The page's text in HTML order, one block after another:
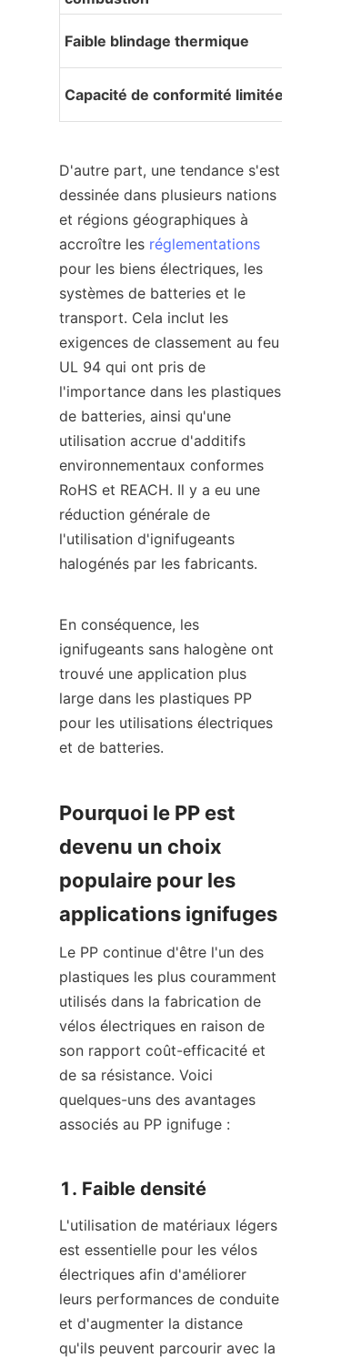
Faible blindage thermique
Capacité de conformité limitée
D'autre part, une tendance s'est
dessinée dans plusieurs nations
et régions géographiques à
accroître les réglementations
pour les biens électriques, les
systèmes de batteries et le
transport. Cela inclut les
exigences de classement au feu
UL 94 qui ont pris de
l'importance dans les plastiques
de batteries, ainsi qu'une
utilisation accrue d'additifs
environnementaux conformes
RoHS et REACH. Il y a eu une
réduction générale de
l'utilisation d'ignifugeants
halogénés par les fabricants.
En conséquence, les
ignifugeants sans halogène ont
trouvé une application plus
large dans les plastiques PP
pour les utilisations électriques
et de batteries.
Pourquoi le PP est
devenu un choix
populaire pour les
applications ignifuges
Le PP continue d'être l'un des
plastiques les plus couramment
utilisés dans la fabrication de
vélos électriques en raison de
son rapport coût-efficacité et
de sa résistance. Voici
quelques-uns des avantages
associés au PP ignifuge :
1. Faible densité
L'utilisation de matériaux légers
est essentielle pour les vélos
électriques afin d'améliorer
leurs performances de conduite
et d'augmenter la distance
qu'ils peuvent parcourir avec la